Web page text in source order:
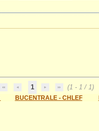
1
(1 - 1 / 1)
BUCENTRALE - CHLEF